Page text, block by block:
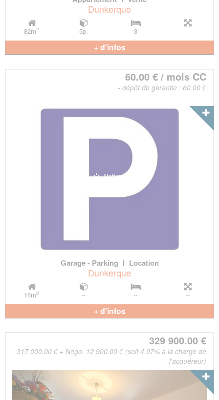
Dunkerque
82m2 5p. 3 --
+ d'infos
60.00 € / mois CC
- dépôt de garantie : 60.00 €
Garage - Parking l Location
Dunkerque
16m2 -- -- --
+ d'infos
329 900.00 €
317 000.00 € + Négo. 12 900.00 € (soit 4.07% à la charge de
l'acquéreur)